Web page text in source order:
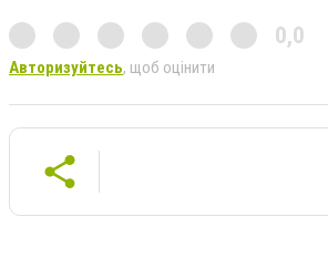
0,0
Авторизуйтесь, щоб оцінити